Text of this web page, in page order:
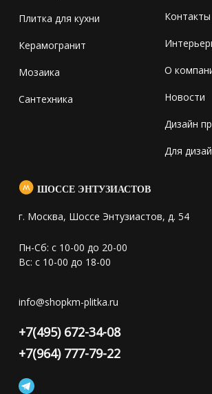
Плитка для кухни
Керамогранит
Мозаика
Сантехника
Контакты
О
Новости
Дизайн
Для
ШОССЕ ЭНТУЗИАСТОВ
г. Москва, Шоссе Энтузиастов, д. 54
Пн-Сб: с 10-00 до 20-00
Вс: с 10-00 до 18-00
info@shopkm-plitka.ru
+7(495) 672-34-08
+7(964) 777-79-22